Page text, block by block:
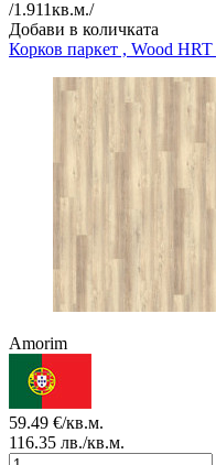
/1.911кв.м./
Добави в количката
Корков паркет , Wood HRT
Amorim
59.49 €/кв.м.
116.35 лв./кв.м.